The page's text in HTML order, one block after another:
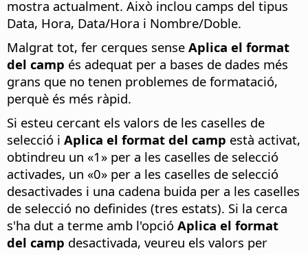
mostra actualment. Això inclou camps del tipus
Data, Hora, Data/Hora i Nombre/Doble.
Malgrat tot, fer cerques sense Aplica el format
del camp és adequat per a bases de dades més
grans que no tenen problemes de formatació,
perquè és més ràpid.
Si esteu cercant els valors de les caselles de
selecció i Aplica el format del camp està activat,
obtindreu un «1» per a les caselles de selecció
activades, un «0» per a les caselles de selecció
desactivades i una cadena buida per a les caselles
de selecció no definides (tres estats). Si la cerca
s'ha dut a terme amb l'opció Aplica el format
del camp desactivada, veureu els valors per